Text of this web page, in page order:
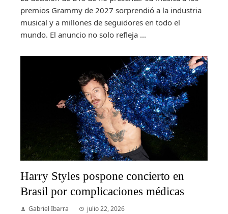
premios Grammy de 2027 sorprendió a la industria
musical y a millones de seguidores en todo el
mundo. El anuncio no solo refleja ...
Harry Styles pospone concierto en
Brasil por complicaciones médicas
Gabriel Ibarra julio 22, 2026